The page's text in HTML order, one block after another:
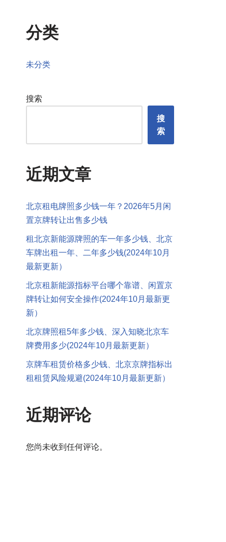
分类
未分类
搜索
搜
索
近期文章
北京租电牌照多少钱一年？2026年5月闲
置京牌转让出售多少钱
租北京新能源牌照的车一年多少钱、北京
车牌出租一年、二年多少钱(2024年10月
最新更新）
北京租新能源指标平台哪个靠谱、闲置京
牌转让如何安全操作(2024年10月最新更
新）
北京牌照租5年多少钱、深入知晓北京车
牌费用多少(2024年10月最新更新）
京牌车租赁价格多少钱、北京京牌指标出
租租赁风险规避(2024年10月最新更新）
近期评论
您尚未收到任何评论。